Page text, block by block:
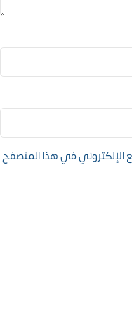
الإلكتروني في هذا المتصفح